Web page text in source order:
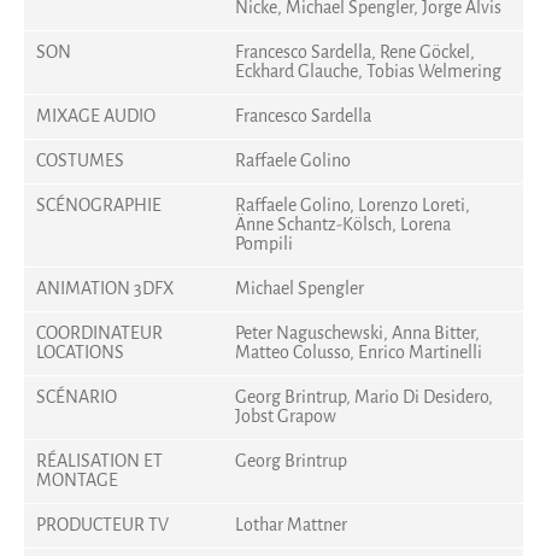
Nicke, Michael Spengler, Jorge Alvis
SON
Francesco Sardella, Rene Göckel,
Eckhard Glauche, Tobias Welmering
MIXAGE AUDIO
Francesco Sardella
COSTUMES
Raffaele Golino
SCÉNOGRAPHIE
Raffaele Golino, Lorenzo Loreti,
Änne Schantz-Kölsch, Lorena
Pompili
ANIMATION 3DFX
Michael Spengler
COORDINATEUR
LOCATIONS
Peter Naguschewski, Anna Bitter,
Matteo Colusso, Enrico Martinelli
SCÉNARIO
Georg Brintrup, Mario Di Desidero,
Jobst Grapow
RÉALISATION ET
MONTAGE
Georg Brintrup
PRODUCTEUR TV
Lothar Mattner